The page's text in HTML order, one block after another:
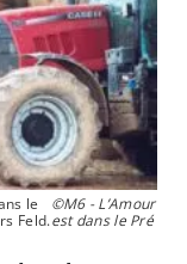
le
Feld.
©M6 - L’Amour
est dans le Pré